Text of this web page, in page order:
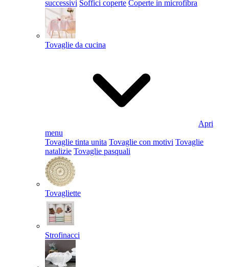
successivi Soffici coperte Coperte in microfibra
Tovaglie da cucina
Apri
menu
Tovaglie tinta unita Tovaglie con motivi Tovaglie
natalizie Tovaglie pasquali
Tovagliette
Strofinacci